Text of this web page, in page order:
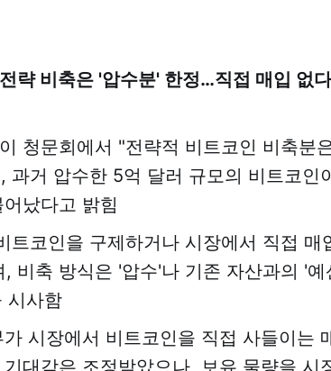
략 비축은 '압수분' 한정…직접 매입 없
청문회에서 "전략적 비트코인 비축분
과거 압수한 5억 달러 규모의 비트코인
났다고 밝힘
트코인을 구제하거나 시장에서 직접 매
비축 방식은 '압수'나 기존 자산과의 '예
시사함
시장에서 비트코인을 직접 사들이는
대감은 조정받았으나, 보유 물량을 시